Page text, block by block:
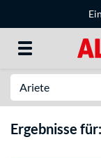
Ergebnisse